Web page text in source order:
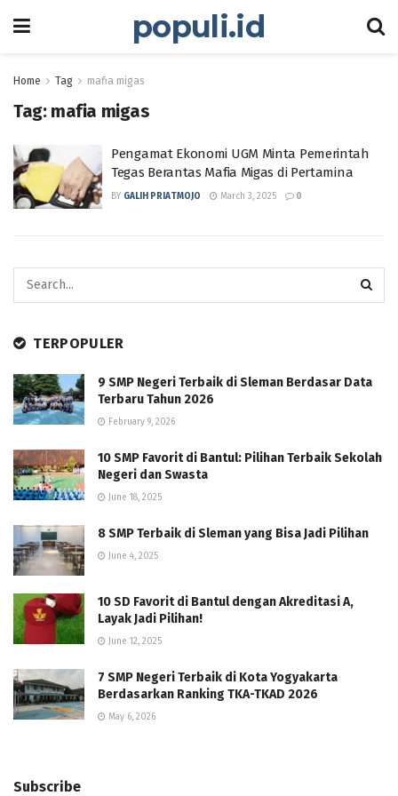
populi.id
Home Tag mafia migas
Tag: mafia migas
Pengamat Ekonomi UGM Minta Pemerintah
Tegas Berantas Mafia Migas di Pertamina
BY GALIH PRIATMOJO March 3, 2025 0
TERPOPULER
9 SMP Negeri Terbaik di Sleman Berdasar Data
Terbaru Tahun 2026
February 9, 2026
10 SMP Favorit di Bantul: Pilihan Terbaik Sekolah
Negeri dan Swasta
June 18, 2025
8 SMP Terbaik di Sleman yang Bisa Jadi Pilihan
June 4, 2025
10 SD Favorit di Bantul dengan Akreditasi A,
Layak Jadi Pilihan!
June 12, 2025
7 SMP Negeri Terbaik di Kota Yogyakarta
Berdasarkan Ranking TKA-TKAD 2026
May 6, 2026
Subscribe